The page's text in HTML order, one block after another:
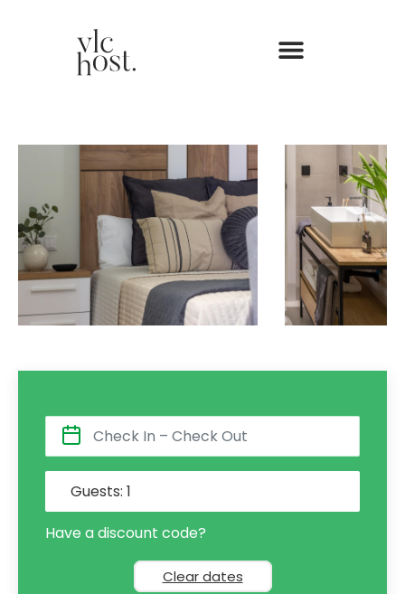
Guests: 1
Have a discount code?
Clear dates